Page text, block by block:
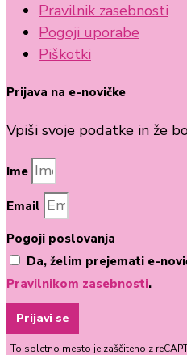
Pravilnik zasebnosti
Pogoji uporabe
Piškotki
Prijava na e-novičke
Vpiši svoje podatke in že
Ime
Email
Pogoji poslovanja
Da, želim prejemati e-
Pravilnikom zasebnosti.
Prijavi se
To spletno mesto je zaščiteno z